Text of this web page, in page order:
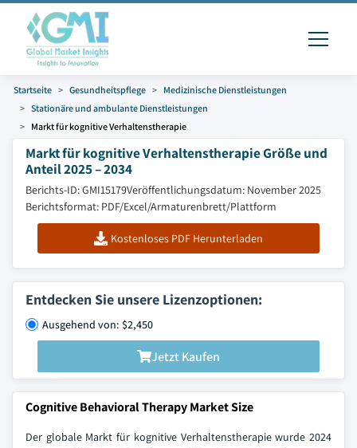
Startseite Gesundheitspflege
Medizinische Dienstleistungen
Stationäre und ambulante Dienstleistungen
Markt für kognitive Verhaltenstherapie
Markt für kognitive Verhaltenstherapie Größe und
Anteil 2025 – 2034
Berichts-ID: GMI15179Veröffentlichungsdatum: November 2025
Berichtsformat: PDF/Excel/Armaturenbrett/Plattform
Kostenloses PDF Herunterladen
Entdecken Sie unsere Lizenzoptionen:
Ausgehend von: $2,450
Jetzt Kaufen
Cognitive Behavioral Therapy Market Size
Der globale Markt für kognitive Verhaltenstherapie wurde 2024